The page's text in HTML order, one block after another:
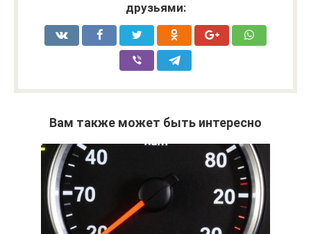
друзьями:
Вам также может быть интересно